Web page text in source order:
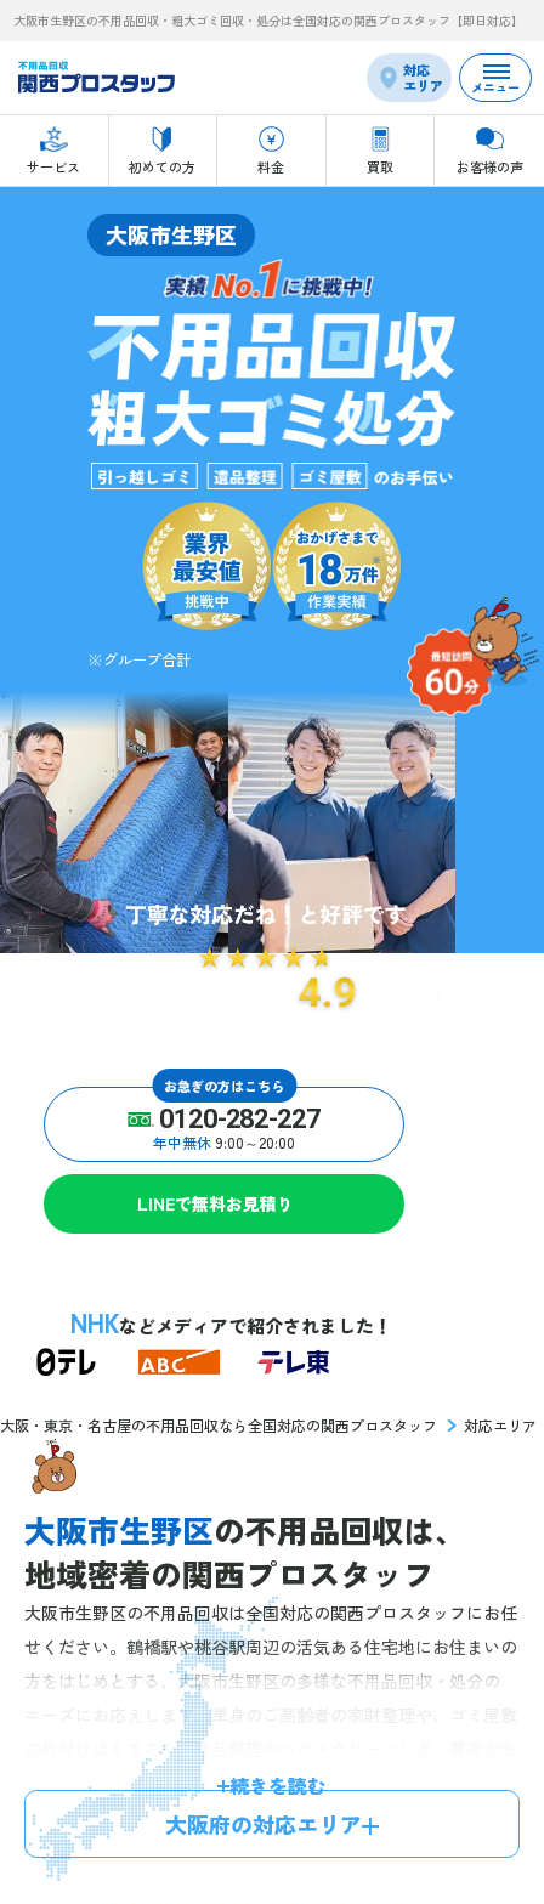
大阪市生野区の不用品回収・粗大ゴミ回収・処分は全国対応の関西プロスタッフ【即日対応】
対応
エリア
サービス 初めての方 料金 買取 お客様の声
メニュー
大阪市生野区
※グループ合計
お急ぎの方はこちら
0120-282-227
年中無休 9:00～20:00
LINEで無料お見積り
NHKなどメディアで紹介されました！
大阪・東京・名古屋の不用品回収なら全国対応の関西プロスタッフ 対応エリア
大阪市生野区の不用品回収は、
地域密着の関西プロスタッフ
大阪市生野区の不用品回収は全国対応の関西プロスタッフにお任
せください。鶴橋駅や桃谷駅周辺の活気ある住宅地にお住まいの
方をはじめとする、大阪市生野区の多様な不用品回収・処分の
ニーズにお応えします。単身のご高齢者の家財整理や、ゴミ屋敷
の片付けはもちろん、遺品整理やハウスクリーニング、費用がお
得になる不用品買取などのサービスもご提供。ご高齢の方や単身
世帯の方からのご依頼のほか、事業者様からのご相談も請け負っ
ています。経験豊富なスタッフが迅速丁寧に対応しますので、安
心してお任せいただけます。お電話一本で最短60分、無料のお見
続きを読む
大阪府の対応エリア